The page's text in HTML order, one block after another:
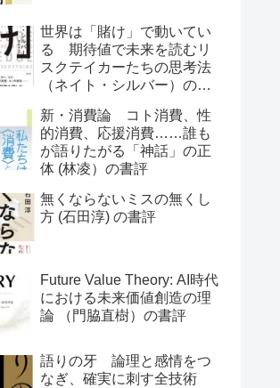
世界は「賭け」で動いてい
る 期待値で未来を読むリ
スクテイカーたちの思考法
（ネイト・シルバー）の書
新・消費論 コト消費、性
的消費、応援消費……誰も
が語りたがる「神話」の正
体 (林凌）の書評
無くならないミスの無くし
方 (石田淳) の書評
Future Value Theory: AI時代
における未来価値創造の理
論 （門脇直樹）の書評
語りの牙 論理と感情をつ
なぎ、確実に刺す全技術